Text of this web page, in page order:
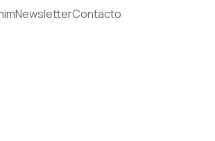
NewsletterContacto